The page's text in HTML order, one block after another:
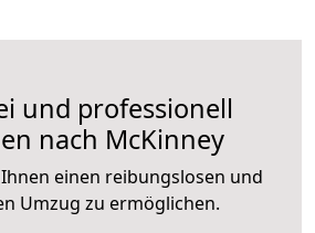
und professionell
nach McKinney
einen reibungslosen und
Umzug zu ermöglichen.